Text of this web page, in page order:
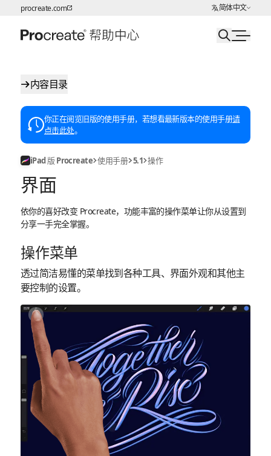
跳转至内容
procreate.com 简体中文
选择语言
内容目录
你正在阅览旧版的使用手册，若想看最新版本的使用手册请
点击此处。
iPad 版 Procreate 使用手册 5.1 操作
界面
依你的喜好改变 Procreate，功能丰富的操作菜单让你从设置到
分享一手完全掌握。
操作菜单
透过简洁易懂的菜单找到各种工具、界面外观和其他主
要控制的设置。